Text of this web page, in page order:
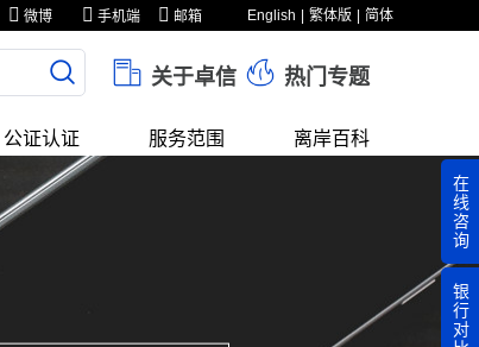
English 繁体版 简体
微博 手机端 邮箱
关于卓信 热门专题
公证认证 服务范围 离岸百科
在
线
咨
询
银
行
对